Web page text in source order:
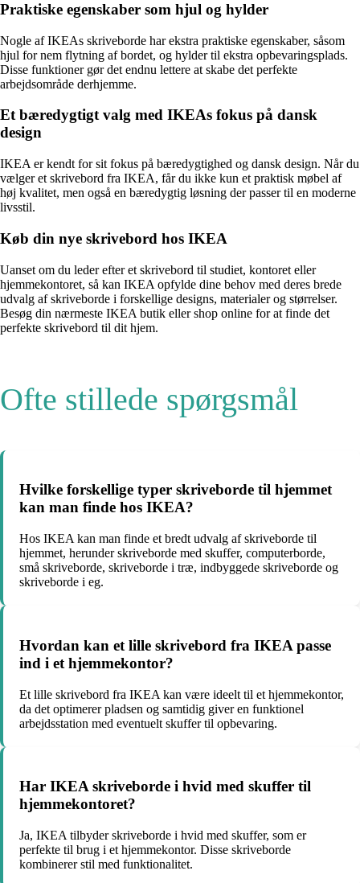
Praktiske egenskaber som hjul og hylder
Nogle af IKEAs skriveborde har ekstra praktiske egenskaber, såsom
hjul for nem flytning af bordet, og hylder til ekstra opbevaringsplads.
Disse funktioner gør det endnu lettere at skabe det perfekte
arbejdsområde derhjemme.
Et bæredygtigt valg med IKEAs fokus på dansk
design
IKEA er kendt for sit fokus på bæredygtighed og dansk design. Når du
vælger et skrivebord fra IKEA, får du ikke kun et praktisk møbel af
høj kvalitet, men også en bæredygtig løsning der passer til en moderne
livsstil.
Køb din nye skrivebord hos IKEA
Uanset om du leder efter et skrivebord til studiet, kontoret eller
hjemmekontoret, så kan IKEA opfylde dine behov med deres brede
udvalg af skriveborde i forskellige designs, materialer og størrelser.
Besøg din nærmeste IKEA butik eller shop online for at finde det
perfekte skrivebord til dit hjem.
Ofte stillede spørgsmål
Hvilke forskellige typer skriveborde til hjemmet
kan man finde hos IKEA?
Hos IKEA kan man finde et bredt udvalg af skriveborde til
hjemmet, herunder skriveborde med skuffer, computerborde,
små skriveborde, skriveborde i træ, indbyggede skriveborde og
skriveborde i eg.
Hvordan kan et lille skrivebord fra IKEA passe
ind i et hjemmekontor?
Et lille skrivebord fra IKEA kan være ideelt til et hjemmekontor,
da det optimerer pladsen og samtidig giver en funktionel
arbejdsstation med eventuelt skuffer til opbevaring.
Har IKEA skriveborde i hvid med skuffer til
hjemmekontoret?
Ja, IKEA tilbyder skriveborde i hvid med skuffer, som er
perfekte til brug i et hjemmekontor. Disse skriveborde
kombinerer stil med funktionalitet.